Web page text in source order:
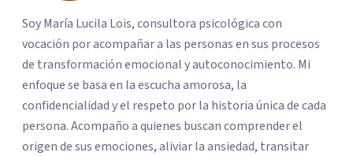
Soy María Lucila Lois, consultora psicológica con
vocación por acompañar a las personas en sus procesos
de transformación emocional y autoconocimiento. Mi
enfoque se basa en la escucha amorosa, la
confidencialidad y el respeto por la historia única de cada
persona. Acompaño a quienes buscan comprender el
origen de sus emociones, aliviar la ansiedad, transitar